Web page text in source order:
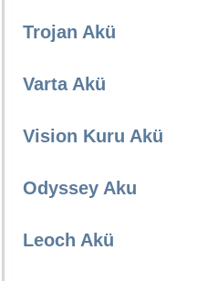
Trojan Akü
Varta Akü
Vision Kuru Akü
Odyssey Aku
Leoch Akü